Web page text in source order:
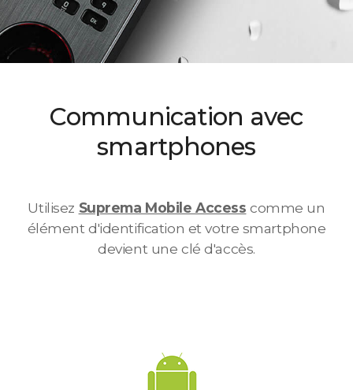
Communication avec
smartphones
Utilisez Suprema Mobile Access comme un
élément d'identification et votre smartphone
devient une clé d'accès.